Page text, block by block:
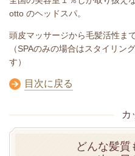
otto のヘッドスパ。
頭皮マッサージから毛髪活性ま
（SPAのみの場合はスタイリン
す）
目次に戻る
カ
どんな髪質